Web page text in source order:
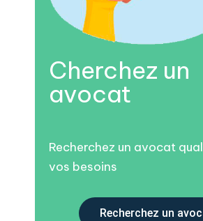
Cherchez un
avocat
Recherchez un avocat
vos besoins
Recherchez un